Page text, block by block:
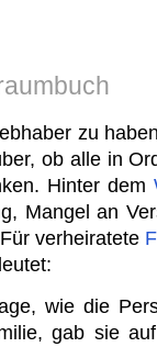
zu
ob alle in
Hinter dem
Mangel an
verheiratete
wie die
gab sie